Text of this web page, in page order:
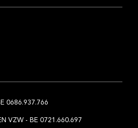
0686.937.766
VZW - BE 0721.660.697